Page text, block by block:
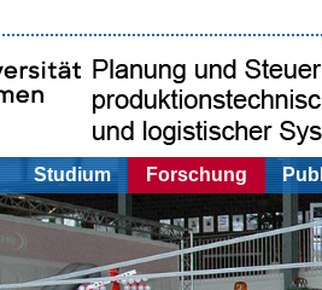
Studium Forschung